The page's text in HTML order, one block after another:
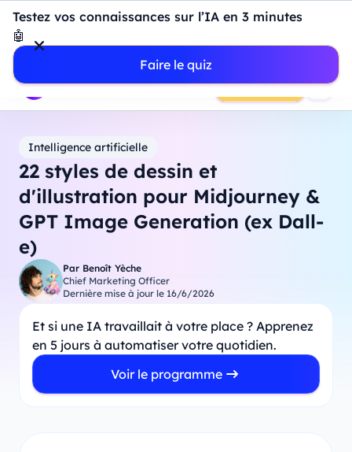
Testez vos connaissances sur l’IA en 3 minutes
🤖
Faire le quiz
Introduction à Power BI : construisez votre premier
dashboard de A à Z
- Mardi 11 Août
18h00
Professionnels
Étudiants Parents Entreprises
Prendre RDV
Intelligence artificielle
22 styles de dessin et
d'illustration pour Midjourney &
GPT Image Generation (ex Dall-
e)
Par Benoît Yèche
Chief Marketing Officer
Dernière mise à jour le 16/6/2026
Et si une IA travaillait à votre place ? Apprenez
en 5 jours à automatiser votre quotidien.
Voir le programme